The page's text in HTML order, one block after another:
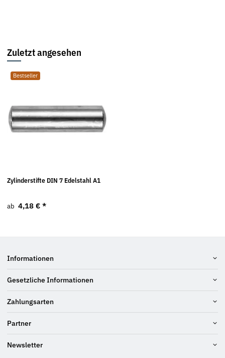
Zuletzt angesehen
Bestseller
Zylinderstifte DIN 7 Edelstahl A1
ab 4,18 € *
Informationen
Gesetzliche Informationen
Zahlungsarten
Partner
Newsletter